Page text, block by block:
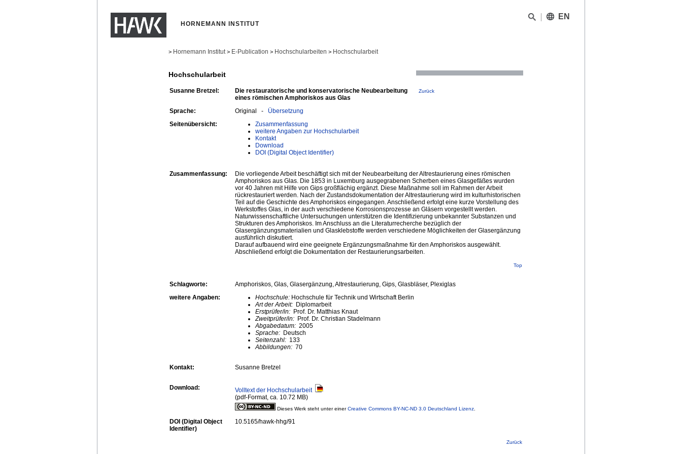
HORNEMANN INSTITUT
EN
> Hornemann Institut > E-Publication > Hochschularbeiten > Hochschularbeit
Hochschularbeit
Susanne Bretzel:
Die restauratorische und konservatorische Neubearbeitung
eines römischen Amphoriskos aus Glas
Zurück
Sprache: Original - Übersetzung
Seitenübersicht:
Zusammenfassung
weitere Angaben zur Hochschularbeit
Kontakt
Download
DOI (Digital Object Identifier)
Zusammenfassung:
Die vorliegende Arbeit beschäftigt sich mit der Neubearbeitung der Altrestaurierung eines römischen
Amphoriskos aus Glas. Die 1853 in Luxemburg ausgegrabenen Scherben eines Glasgefäßes wurden
vor 40 Jahren mit Hilfe von Gips großflächig ergänzt. Diese Maßnahme soll im Rahmen der Arbeit
rückrestauriert werden. Nach der Zustandsdokumentation der Altrestaurierung wird im kulturhistorischen
Teil auf die Geschichte des Amphoriskos eingegangen. Anschließend erfolgt eine kurze Vorstellung des
Werkstoffes Glas, in der auch verschiedene Korrosionsprozesse an Gläsern vorgestellt werden.
Naturwissenschaftliche Untersuchungen unterstützen die Identifizierung unbekannter Substanzen und
Strukturen des Amphoriskos. Im Anschluss an die Literaturrecherche bezüglich der
Glasergänzungsmaterialien und Glasklebstoffe werden verschiedene Möglichkeiten der Glasergänzung
ausführlich diskutiert.
Darauf aufbauend wird eine geeignete Ergänzungsmaßnahme für den Amphoriskos ausgewählt.
Abschließend erfolgt die Dokumentation der Restaurierungsarbeiten.
Top
Schlagworte:
Amphoriskos, Glas, Glasergänzung, Altrestaurierung, Gips, Glasbläser, Plexiglas
weitere Angaben:
Hochschule: Hochschule für Technik und Wirtschaft Berlin
Art der Arbeit: Diplomarbeit
Erstprüfer/in: Prof. Dr. Matthias Knaut
Zweitprüfer/in: Prof. Dr. Christian Stadelmann
Abgabedatum: 2005
Sprache: Deutsch
Seitenzahl: 133
Abbildungen: 70
Kontakt: Susanne Bretzel
Download:
Volltext der Hochschularbeit
(pdf-Format, ca. 10.72 MB)
Dieses Werk steht unter einerCreative Commons BY-NC-ND 3.0 Deutschland Lizenz
DOI (Digital Object
Identifier)
10.5165/hawk-hhg/91
Zurück